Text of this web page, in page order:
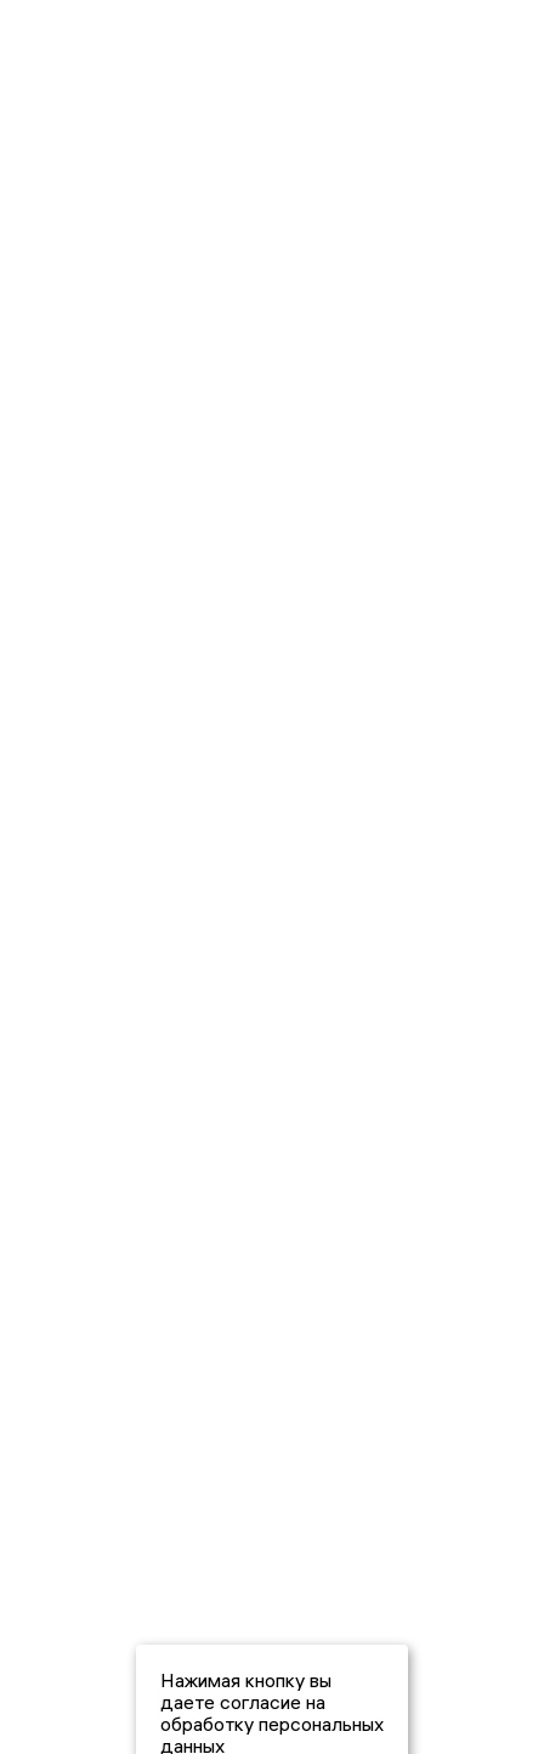
Нажимая кнопку вы
даете согласие на
обработку персональных
данных